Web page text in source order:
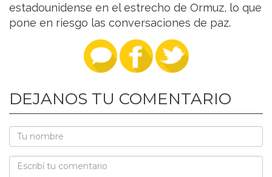
estadounidense en el estrecho de Ormuz, lo que
pone en riesgo las conversaciones de paz.
DEJANOS TU COMENTARIO